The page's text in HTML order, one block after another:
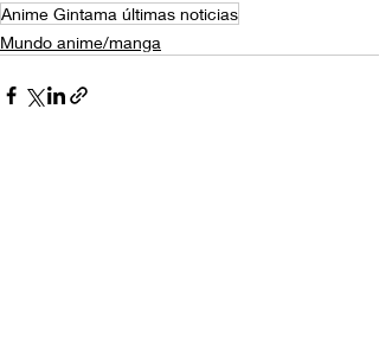
Anime Gintama últimas noticias
Mundo anime/manga